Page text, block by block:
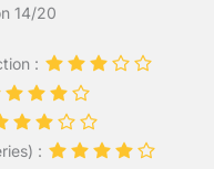
14/20
:
: